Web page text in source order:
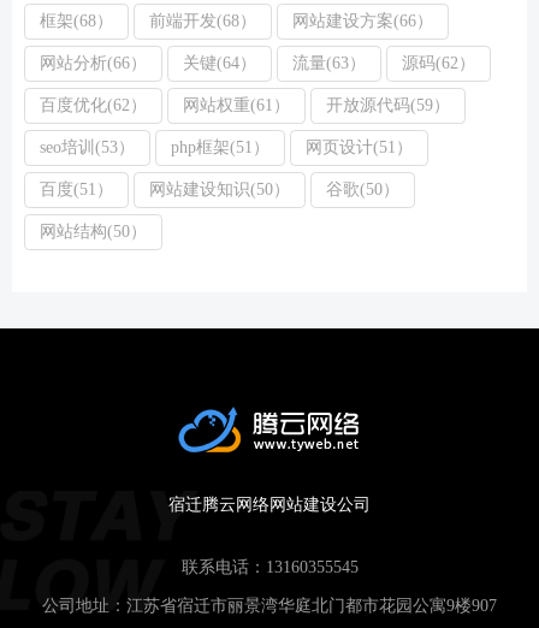
框架(68） 前端开发(68） 网站建设方案(66）
网站分析(66） 关键(64） 流量(63） 源码(62）
百度优化(62） 网站权重(61） 开放源代码(59）
seo培训(53） php框架(51） 网页设计(51）
百度(51） 网站建设知识(50） 谷歌(50）
网站结构(50）
宿迁腾云网络网站建设公司
联系电话： 13160355545
公司地址：江苏省宿迁市丽景湾华庭北门都市花园公寓9楼907